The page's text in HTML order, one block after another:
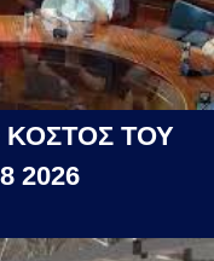
ΚΟΣΤΟΣ ΤΟΥ
2026